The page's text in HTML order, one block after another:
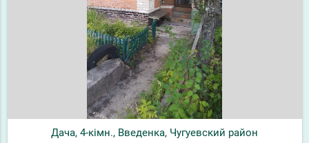
Дача, 4-кімн., Введенка, Чугуевский район